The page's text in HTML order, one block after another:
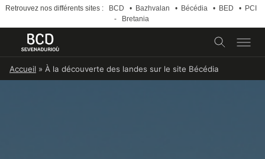
Retrouvez nos différents sites : BCD • Bazhvalan • Bécédia • BED •
PCI
-
Bretania
Accueil » À la découverte des landes sur le site Bécédia